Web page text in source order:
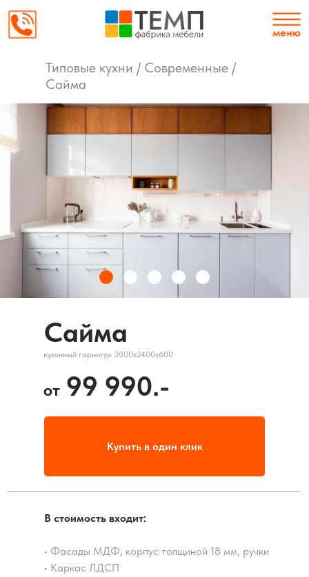
Типовые кухни / Современные /
Сайма
Сайма
99 990.-
Купить в один клик
от
В стоимость входит:
• Фасады МДФ, корпус толщиной 18 мм, ручки
• Каркас ЛДСП
кухонный гарнитур 3000х2400х600